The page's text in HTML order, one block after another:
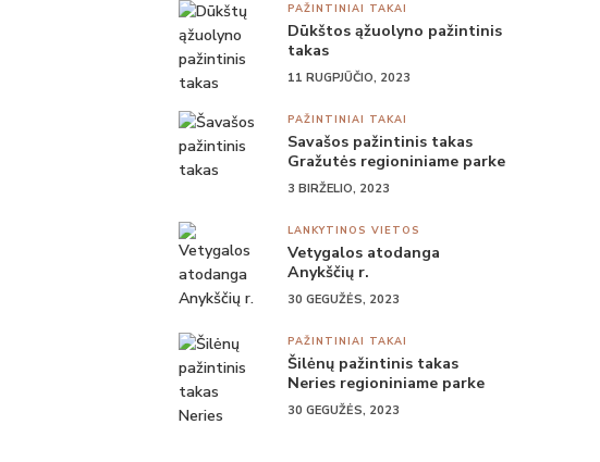
PAŽINTINIAI TAKAI
Dūkštos ąžuolyno pažintinis
takas
11 RUGPJŪČIO, 2023
PAŽINTINIAI TAKAI
Savašos pažintinis takas
Gražutės regioniniame parke
3 BIRŽELIO, 2023
LANKYTINOS VIETOS
Vetygalos atodanga
Anykščių r.
30 GEGUŽĖS, 2023
PAŽINTINIAI TAKAI
Šilėnų pažintinis takas
Neries regioniniame parke
30 GEGUŽĖS, 2023